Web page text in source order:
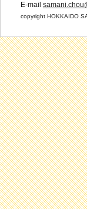
E-mail
copyright HOKKAIDO